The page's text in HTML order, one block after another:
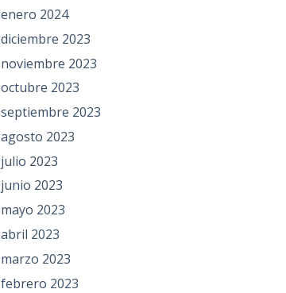
enero 2024
diciembre 2023
noviembre 2023
octubre 2023
septiembre 2023
agosto 2023
julio 2023
junio 2023
mayo 2023
abril 2023
marzo 2023
febrero 2023